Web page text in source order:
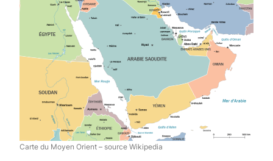
Carte du Moyen Orient – source Wikipedia